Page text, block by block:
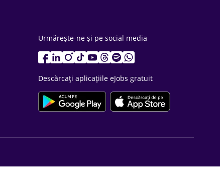
Urmărește-ne și pe social media
Descărcați aplicațiile eJobs gratuit